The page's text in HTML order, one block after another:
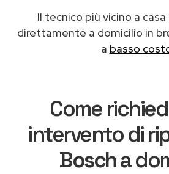
Il tecnico più vicino a
direttamente a domicilio in
a basso
Come
intervento di
Boscha